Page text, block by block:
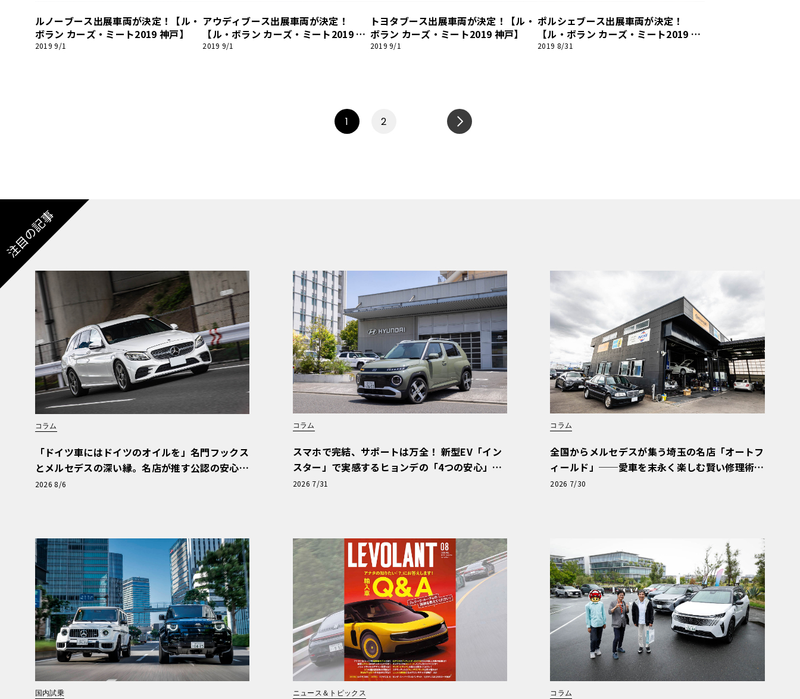
ルノーブース出展車両が決定！【ル・
ボラン カーズ・ミート2019 神戸】
2019 9/1
アウディブース出展車両が決定！
【ル・ボラン カーズ・ミート2019 神
戸】
2019 9/1
トヨタブース出展車両が決定！【ル・
ボラン カーズ・ミート2019 神戸】
2019 9/1
ポルシェブース出展車両が決定！
【ル・ボラン カーズ・ミート2019 神
戸】
2019 8/31
1 2
注目の記事
コラム
「ドイツ車にはドイツのオイルを」名門フックス
とメルセデスの深い縁。名店が推す公認の安心
と、Cクラスで味わうシルキーな走り〈PR〉
2026 8/6
コラム
スマホで完結、サポートは万全！ 新型EV「イン
スター」で実感するヒョンデの「4つの安心」
【第1回・ヒョンデ6つの疑問：Why? Hyunda
2026 7/31
コラム
全国からメルセデスが集う埼玉の名店「オートフ
ィールド」──愛車を末永く楽しむ賢い修理術
と、プロがフックス製オイルを選ぶ理由〈PR〉
2026 7/30
国内試乗 ニュース＆トピックス コラム